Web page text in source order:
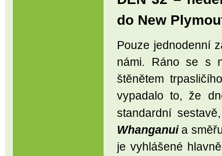
do New
Pouze jednodenní
námi. Ráno se s
štěnětem
vypadalo to, že
standardní
Whanganuia
je vyhlášené